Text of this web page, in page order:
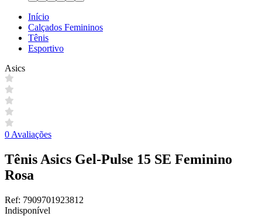
Início
Calçados Femininos
Tênis
Esportivo
Asics
0 Avaliações
Tênis Asics Gel-Pulse 15 SE Feminino
Rosa
Ref: 7909701923812
Indisponível